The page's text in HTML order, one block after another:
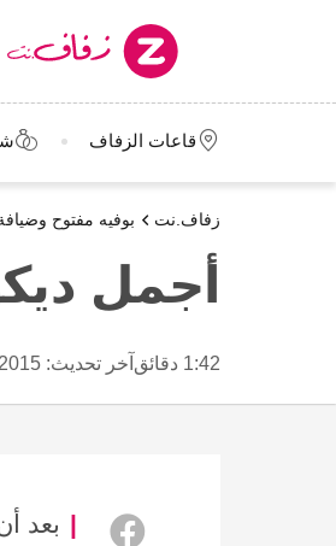
قاعات الزفاف
زفاف.نت بوفيه مفتوح
أجمل
1:42 دقائق آخر تحديث:
بعد